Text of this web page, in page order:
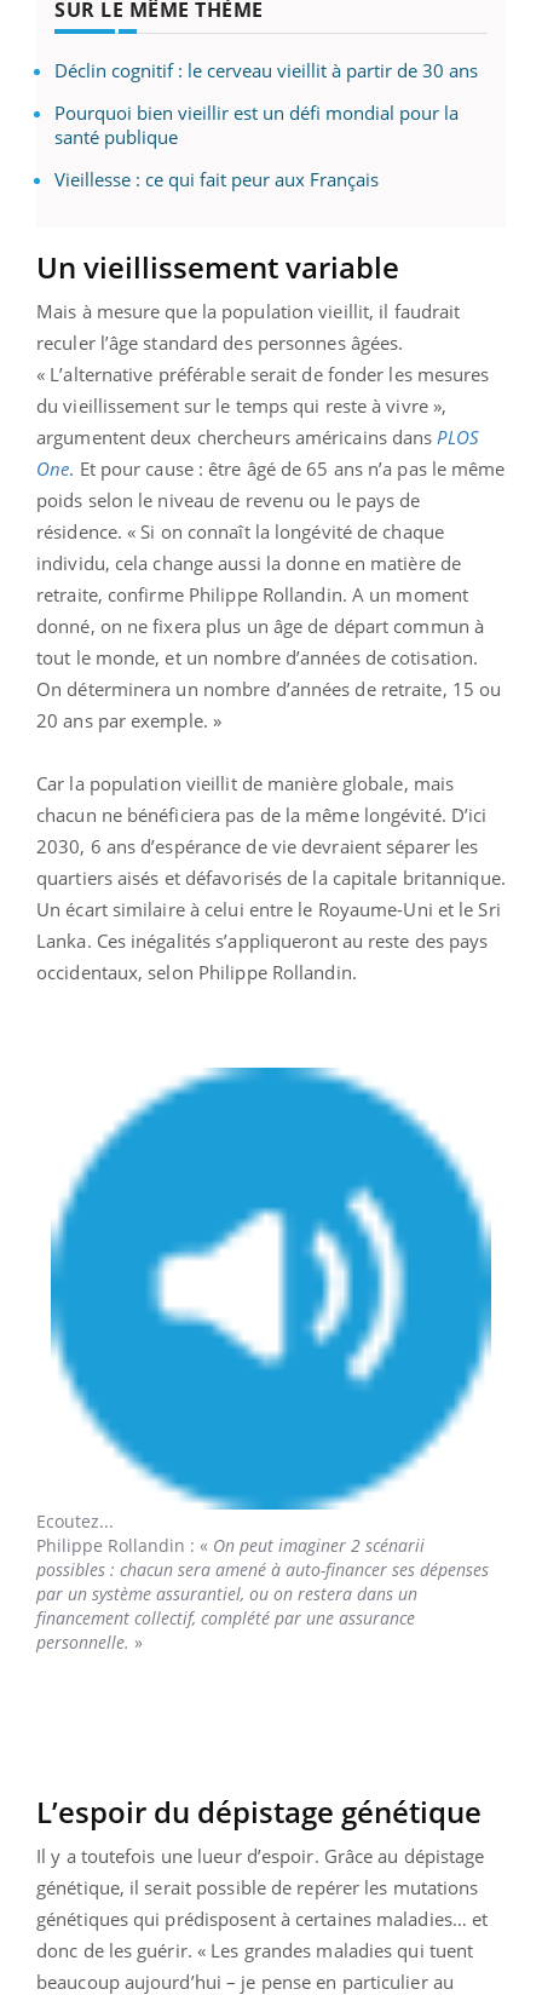
SUR LE MÊME THÈME
Déclin cognitif : le cerveau vieillit à partir de 30 ans
Pourquoi bien vieillir est un défi mondial pour la
santé publique
Vieillesse : ce qui fait peur aux Français
Un vieillissement variable
Mais à mesure que la population vieillit, il faudrait
reculer l’âge standard des personnes âgées.
« L’alternative préférable serait de fonder les mesures
du vieillissement sur le temps qui reste à vivre »,
argumentent deux chercheurs américains dans PLOS
One. Et pour cause : être âgé de 65 ans n’a pas le même
poids selon le niveau de revenu ou le pays de
résidence. « Si on connaît la longévité de chaque
individu, cela change aussi la donne en matière de
retraite, confirme Philippe Rollandin. A un moment
donné, on ne fixera plus un âge de départ commun à
tout le monde, et un nombre d’années de cotisation.
On déterminera un nombre d’années de retraite, 15 ou
20 ans par exemple. »
Car la population vieillit de manière globale, mais
chacun ne bénéficiera pas de la même longévité. D’ici
2030, 6 ans d’espérance de vie devraient séparer les
quartiers aisés et défavorisés de la capitale britannique.
Un écart similaire à celui entre le Royaume-Uni et le Sri
Lanka. Ces inégalités s’appliqueront au reste des pays
occidentaux, selon Philippe Rollandin.
Ecoutez...
Philippe Rollandin : « On peut imaginer 2 scénarii
possibles : chacun sera amené à auto-financer ses dépenses
par un système assurantiel, ou on restera dans un
financement collectif, complété par une assurance
personnelle. »
L’espoir du dépistage génétique
Il y a toutefois une lueur d’espoir. Grâce au dépistage
génétique, il serait possible de repérer les mutations
génétiques qui prédisposent à certaines maladies… et
donc de les guérir. « Les grandes maladies qui tuent
beaucoup aujourd’hui – je pense en particulier au